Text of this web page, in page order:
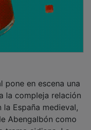
la compleja relación
la España medieval,
Abengalbón como
trama cidiana. La